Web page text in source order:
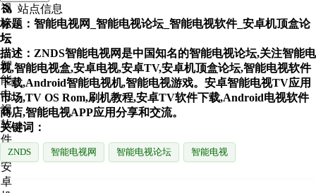
站点信息
标题：智能电视网_智能电视论坛_智能电视软件_安卓机顶盒论
坛
描述：ZNDS智能电视网是中国知名的智能电视论坛,关注智能电
视,智能电视盒,安卓电视,安卓TV,安卓机顶盒论坛,智能电视软件
下载,Android智能电视机,智能电视游戏。安卓智能电视TV应用
市场,TV OS Rom,刷机教程,安卓TV软件下载,Android电视软件
商店,智能电视APP应用分享和交流。
关键词：
ZNDS 智能电视网 智能电视论坛 智能电视